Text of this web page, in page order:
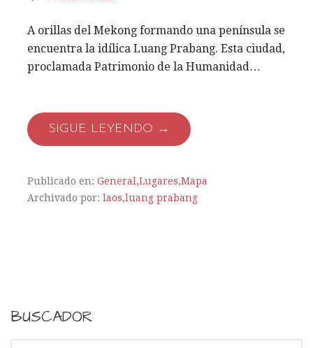
A orillas del Mekong formando una península se
encuentra la idílica Luang Prabang. Esta ciudad,
proclamada Patrimonio de la Humanidad…
SIGUE LEYENDO →
Publicado en: General ,Lugares,Mapa
Archivado por: laos,luang prabang
BUSCADOR